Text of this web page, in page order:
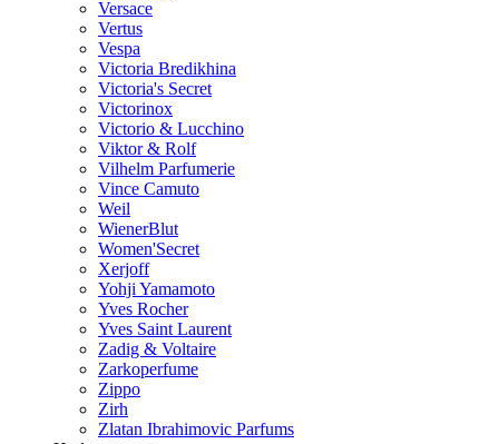
Versace
Vertus
Vespa
Victoria Bredikhina
Victoria's Secret
Victorinox
Victorio & Lucchino
Viktor & Rolf
Vilhelm Parfumerie
Vince Camuto
Weil
WienerBlut
Women'Secret
Xerjoff
Yohji Yamamoto
Yves Rocher
Yves Saint Laurent
Zadig & Voltaire
Zarkoperfume
Zippo
Zirh
Zlatan Ibrahimovic Parfums